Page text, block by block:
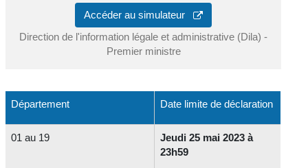
Accéder au simulateur
Direction de l'information légale et administrative (Dila) -
Premier ministre
Département Date limite de déclaration
01 au 19
Jeudi 25 mai 2023 à
23h59